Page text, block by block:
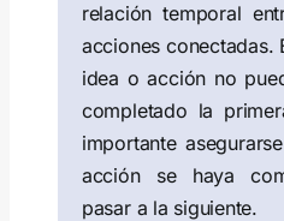
relación temporal
acciones conectadas.
idea o acción no
completado la
importante
acción se haya
pasar a la siguiente.